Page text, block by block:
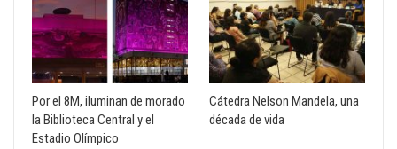
Por el 8M, iluminan de morado
la Biblioteca Central y el
Estadio Olímpico
Cátedra Nelson Mandela, una
década de vida